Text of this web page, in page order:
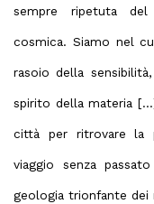
sempre ripetuta del
cosmica. Siamo nel
rasoio della
spirito della materia
città per ritrovare la
viaggio senza
geologia trionfante